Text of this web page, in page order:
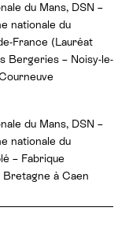
du Mans, DSN –
nationale du
France (Lauréat
Bergeries – Noisy-le-
du Mans, DSN –
nationale du
– Fabrique
à Caen